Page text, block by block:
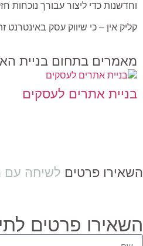
וחדשנות כדי ליצור עבורך נוכחות
קליק אין – כי שיווק עסק
מאמרים בתחום בניית
בניית אתרים לעסקים
השאירו פרטים לשיחה עם
השאירו פרטים